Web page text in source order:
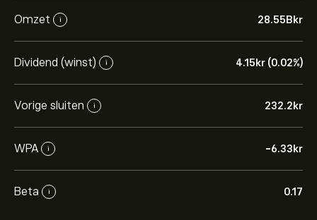
Omzet i 28.55B‎kr‎
Dividend (winst) i 4.15‎kr‎ (0.02%)
Vorige sluiten i 232.2‎kr‎
WPA i -6.33‎kr‎
Beta i 0.17